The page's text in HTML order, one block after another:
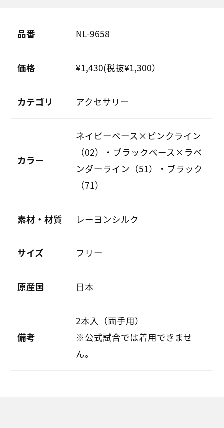
品番 NL-9658
価格 ¥1,430(税抜¥1,300）
カテゴリ アクセサリー
カラー
ネイビーベース×ピンクライン
（02）・ブラックベース×ラベ
ンダーライン（51）・ブラック
（71）
素材・材質 レーヨンシルク
サイズ フリー
原産国 日本
備考
2本入（両手用）
※公式試合では着用できませ
ん。